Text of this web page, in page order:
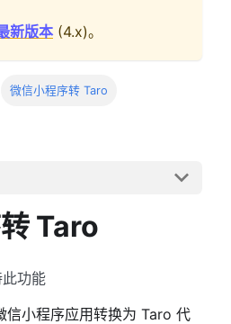
新版本 (4.x)。
微信小程序转 Taro
Taro
功能
信小程序应用转换为 Taro 代